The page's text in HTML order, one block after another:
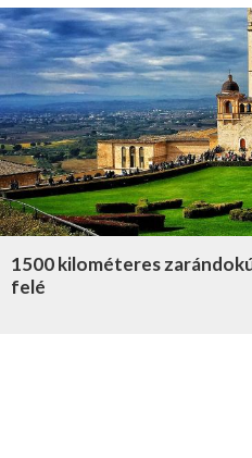
1500 kilométeres
felé